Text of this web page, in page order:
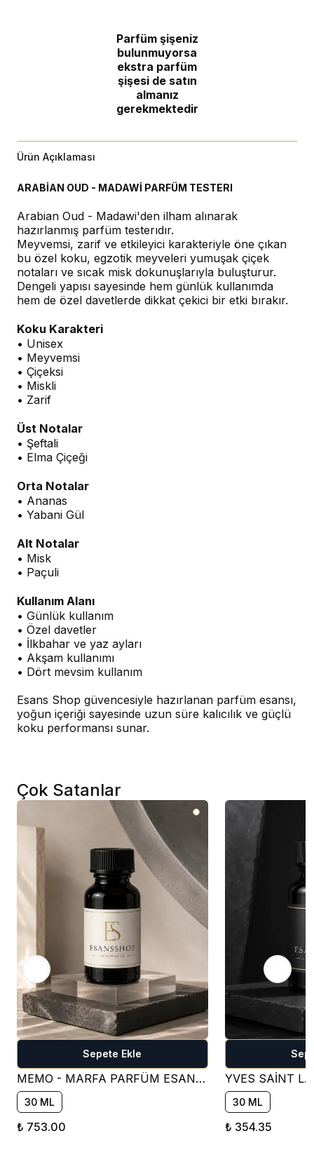
Parfüm şişeniz
bulunmuyorsa
ekstra parfüm
şişesi de satın
almanız
gerekmektedir
Ürün Açıklaması
ARABİAN OUD - MADAWİ PARFÜM TESTERI
Arabian Oud - Madawi'den ilham alınarak
hazırlanmış parfüm testerıdır.
Meyvemsi, zarif ve etkileyici karakteriyle öne çıkan
bu özel koku, egzotik meyveleri yumuşak çiçek
notaları ve sıcak misk dokunuşlarıyla buluşturur.
Dengeli yapısı sayesinde hem günlük kullanımda
hem de özel davetlerde dikkat çekici bir etki bırakır.
Koku Karakteri
• Unisex
• Meyvemsi
• Çiçeksi
• Miskli
• Zarif
Üst Notalar
• Şeftali
• Elma Çiçeği
Orta Notalar
• Ananas
• Yabani Gül
Alt Notalar
• Misk
• Paçuli
Kullanım Alanı
• Günlük kullanım
• Özel davetler
• İlkbahar ve yaz ayları
• Akşam kullanımı
• Dört mevsim kullanım
Esans Shop güvencesiyle hazırlanan parfüm esansı,
yoğun içeriği sayesinde uzun süre kalıcılık ve güçlü
koku performansı sunar.
Çok Satanlar
Sepete Ekle
MEMO - MARFA PARFÜM ESANSI ( ÇİÇEKSİ )
30 ML
₺ 753.00
30 ML
₺ 354.35